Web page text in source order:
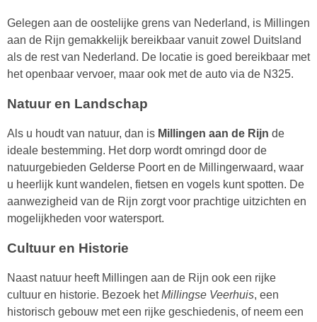
Gelegen aan de oostelijke grens van Nederland, is Millingen
aan de Rijn gemakkelijk bereikbaar vanuit zowel Duitsland
als de rest van Nederland. De locatie is goed bereikbaar met
het openbaar vervoer, maar ook met de auto via de N325.
Natuur en Landschap
Als u houdt van natuur, dan is Millingen aan de Rijn de
ideale bestemming. Het dorp wordt omringd door de
natuurgebieden Gelderse Poort en de Millingerwaard, waar
u heerlijk kunt wandelen, fietsen en vogels kunt spotten. De
aanwezigheid van de Rijn zorgt voor prachtige uitzichten en
mogelijkheden voor watersport.
Cultuur en Historie
Naast natuur heeft Millingen aan de Rijn ook een rijke
cultuur en historie. Bezoek hetMillingse Veerhuis, een
historisch gebouw met een rijke geschiedenis, of neem een